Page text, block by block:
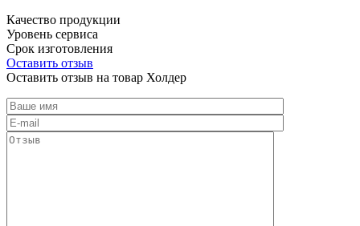
Качество продукции
Уровень сервиса
Срок изготовления
Оставить отзыв
Оставить отзыв на товар Холдер